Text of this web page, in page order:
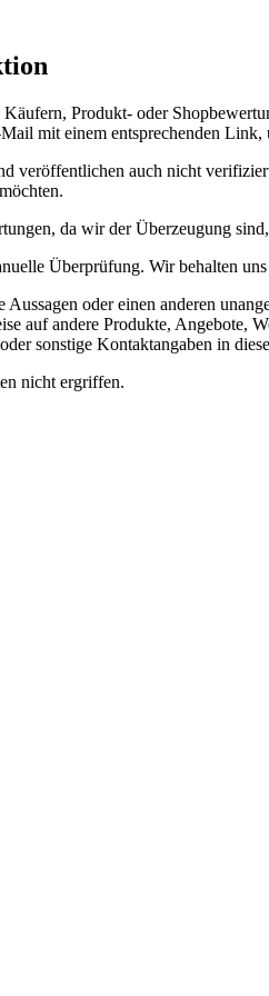
Produkt- oder
mit einem entsprechenden
veröffentlichen auch nicht
da wir der Überzeugung
Überprüfung. Wir behalten
oder einen anderen
auf andere Produkte, Angebote,
sonstige Kontaktangaben in
nicht ergriffen.